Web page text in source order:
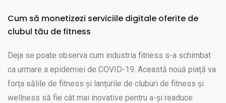
Cum să monetizezi serviciile digitale oferite de
clubul tău de fitness
Deja se poate observa cum industria fitness s-a schimbat
ca urmare a epidemiei de COVID-19. Această nouă piață va
forța sălile de fitness și lanțurile de cluburi de fitness și
wellness să fie cât mai inovative pentru a-și readuce